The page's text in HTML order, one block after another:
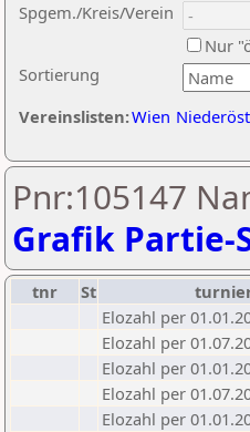
Sortierung
Spgem./Kreis/Verein
Nur
Vereinslisten:Wien
Pnr:105147
Grafik
tnr St
Elozahl per
Elozahl per
Elozahl per
Elozahl per
Elozahl per